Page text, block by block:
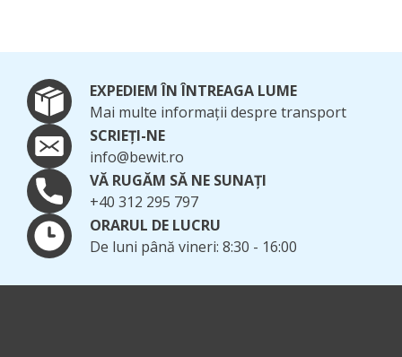
EXPEDIEM ÎN ÎNTREAGA LUME
Mai multe informații despre transport
SCRIEȚI-NE
info@bewit.ro
VĂ RUGĂM SĂ NE SUNAȚI
+40 312 295 797
ORARUL DE LUCRU
De luni până vineri: 8:30 - 16:00